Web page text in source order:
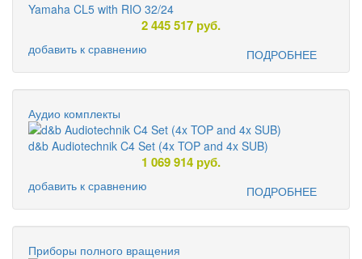
Yamaha CL5 with RIO 32/24
2 445 517 руб.
ПОДРОБНЕЕ
добавить к сравнению
Аудио комплекты
d&b Audiotechnik C4 Set (4x TOP and 4x SUB)
1 069 914 руб.
ПОДРОБНЕЕ
добавить к сравнению
Приборы полного вращения